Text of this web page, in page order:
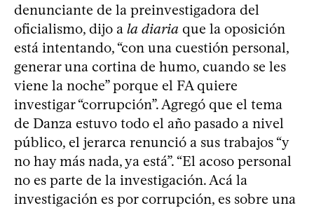
denunciante de la preinvestigadora del
oficialismo, dijo a la diaria que la oposición
está intentando, “con una cuestión personal,
generar una cortina de humo, cuando se les
viene la noche” porque el FA quiere
investigar “corrupción”. Agregó que el tema
de Danza estuvo todo el año pasado a nivel
público, el jerarca renunció a sus trabajos “y
no hay más nada, ya está”. “El acoso personal
no es parte de la investigación. Acá la
investigación es por corrupción, es sobre una